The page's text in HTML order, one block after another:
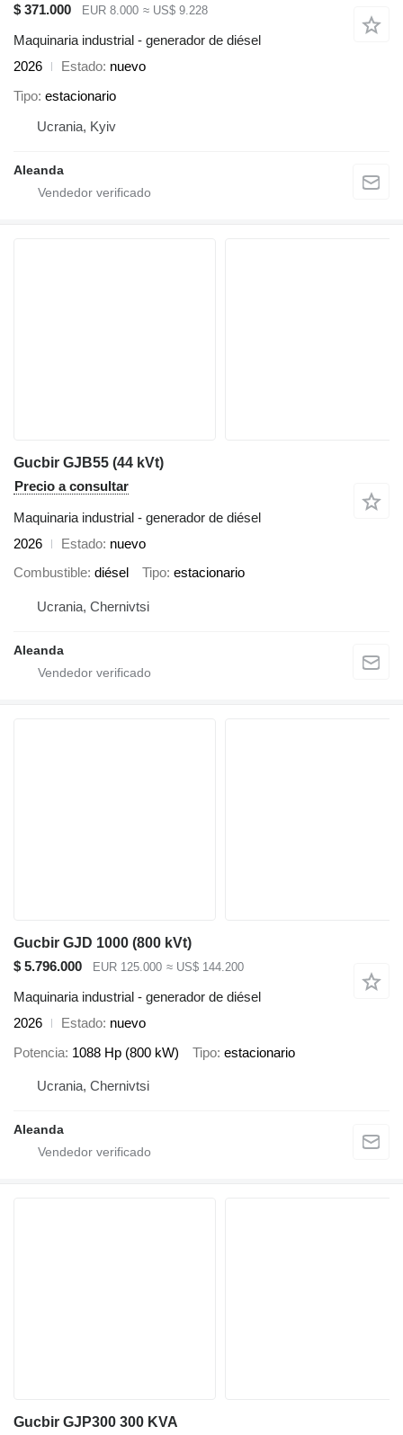
$ 371.000
EUR 8.000 ≈ US$ 9.228
Maquinaria industrial - generador de diésel
2026
Estado nuevo
Tipo estacionario
Ucrania, Kyiv
Aleanda
Gucbir GJB55 (44 kVt)
Precio a consultar
Maquinaria industrial - generador de diésel
2026
Estado nuevo
Combustible diésel Tipo estacionario
Ucrania, Chernivtsi
Aleanda
Gucbir GJD 1000 (800 kVt)
$ 5.796.000
EUR 125.000 ≈ US$ 144.200
Maquinaria industrial - generador de diésel
2026
Estado nuevo
Potencia 1088 Hp (800 kW) Tipo estacionario
Ucrania, Chernivtsi
Aleanda
Gucbir GJP300 300 KVA